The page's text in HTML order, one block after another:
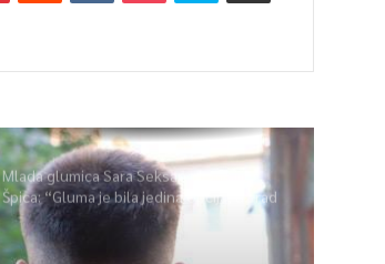
Mlada glumica Sara Seksan u emisiji
Špica: “Gluma je bila jedina opcija, uz rad
i disciplinu sve je moguće”